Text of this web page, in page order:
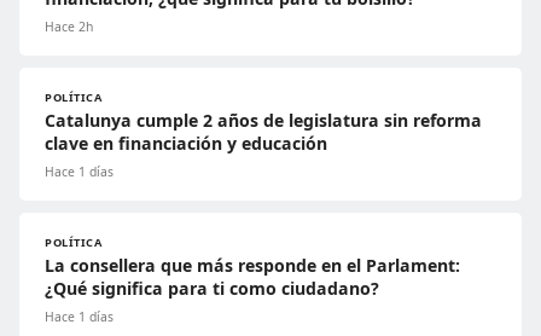
Hace 2h
POLÍTICA
Catalunya cumple 2 años de legislatura sin reforma
clave en financiación y educación
Hace 1 días
POLÍTICA
La consellera que más responde en el Parlament:
¿Qué significa para ti como ciudadano?
Hace 1 días